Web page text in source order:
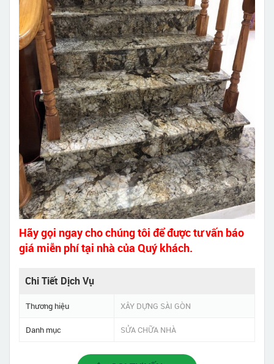
Hãy gọi ngay cho chúng tôi để được tư vấn báo
giá miễn phí tại nhà của Quý khách.
Chi Tiết Dịch Vụ
Thương hiệu XÂY DỰNG SÀI GÒN
Danh mục SỬA CHỮA NHÀ